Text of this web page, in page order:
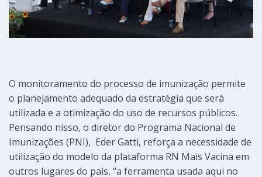
O monitoramento do processo de imunização permite
o planejamento adequado da estratégia que será
utilizada e a otimização do uso de recursos públicos.
Pensando nisso, o diretor do Programa Nacional de
Imunizações (PNI), Eder Gatti, reforça a necessidade de
utilização do modelo da plataforma RN Mais Vacina em
outros lugares do país, “a ferramenta usada aqui no